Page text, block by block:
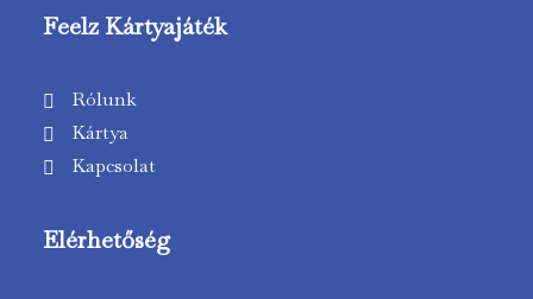
Feelz Kártyajáték
Rólunk
Kártya
Kapcsolat
Elérhetőség